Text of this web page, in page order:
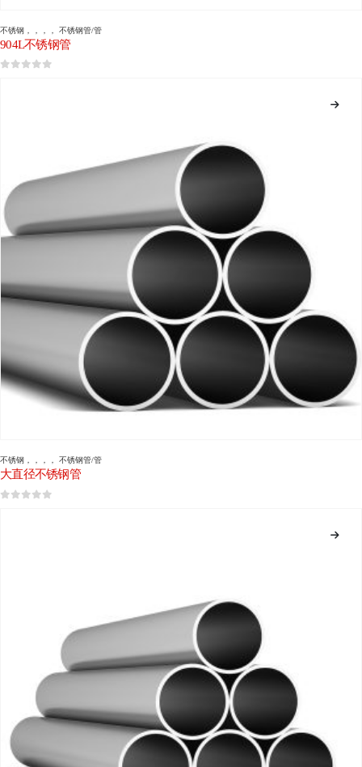
不锈钢 不锈钢管/管
904L不锈钢管
不锈钢 ，，，， 不锈钢管/管
大直径不锈钢管